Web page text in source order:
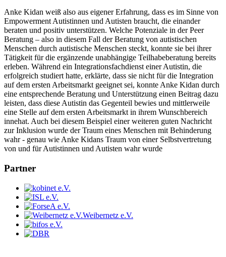
Anke Kidan weiß also aus eigener Erfahrung, dass es im Sinne von
Empowerment Autistinnen und Autisten braucht, die einander
beraten und positiv unterstützen. Welche Potenziale in der Peer
Beratung – also in diesem Fall der Beratung von autistischen
Menschen durch autistische Menschen steckt, konnte sie bei ihrer
Tätigkeit für die ergänzende unabhängige Teilhabeberatung bereits
erleben. Während ein Integrationsfachdienst einer Autistin, die
erfolgreich studiert hatte, erklärte, dass sie nicht für die Integration
auf dem ersten Arbeitsmarkt geeignet sei, konnte Anke Kidan durch
eine entsprechende Beratung und Unterstützung einen Beitrag dazu
leisten, dass diese Autistin das Gegenteil bewies und mittlerweile
eine Stelle auf dem ersten Arbeitsmarkt in ihrem Wunschbereich
innehat. Auch bei diesem Beispiel einer weiteren guten Nachricht
zur Inklusion wurde der Traum eines Menschen mit Behinderung
wahr - genau wie Anke Kidans Traum von einer Selbstvertretung
von und für Autistinnen und Autisten wahr wurde
Partner
Weibernetz e.V.